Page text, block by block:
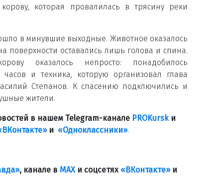
которая провалилась в трясину реки
в минувшие выходные. Животное оказалось
поверхности оставались лишь голова и спина.
оказалось непросто: понадобилось
часов и техника, которую организовал глава
Степанов. К спасению подключились и
жители.
в нашем Telegram-канале PROKurskи
и «Одноклассники».
, канале в МАХ и соцсетях «ВКонтакте»и